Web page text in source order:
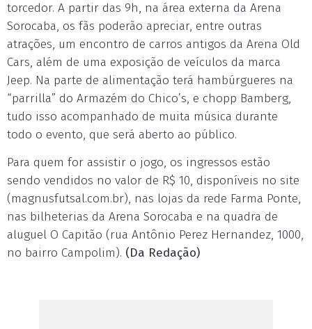
torcedor. A partir das 9h, na área externa da Arena
Sorocaba, os fãs poderão apreciar, entre outras
atrações, um encontro de carros antigos da Arena Old
Cars, além de uma exposição de veículos da marca
Jeep. Na parte de alimentação terá hambúrgueres na
“parrilla” do Armazém do Chico’s, e chopp Bamberg,
tudo isso acompanhado de muita música durante
todo o evento, que será aberto ao público.
Para quem for assistir o jogo, os ingressos estão
sendo vendidos no valor de R$ 10, disponíveis no site
(magnusfutsal.com.br), nas lojas da rede Farma Ponte,
nas bilheterias da Arena Sorocaba e na quadra de
aluguel O Capitão (rua Antônio Perez Hernandez, 1000,
no bairro Campolim). (Da Redação)